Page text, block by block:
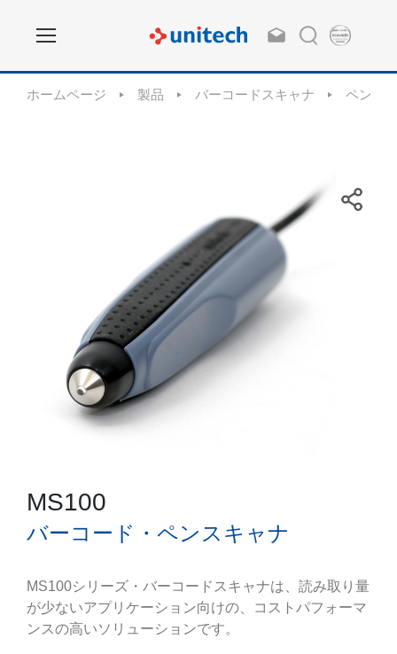
ホームページ 製品 バーコードスキャナ ペンス
MS100
バーコード・ペンスキャナ
MS100シリーズ・バーコードスキャナは、読み取り量
が少ないアプリケーション向けの、コストパフォーマ
ンスの高いソリューションです。